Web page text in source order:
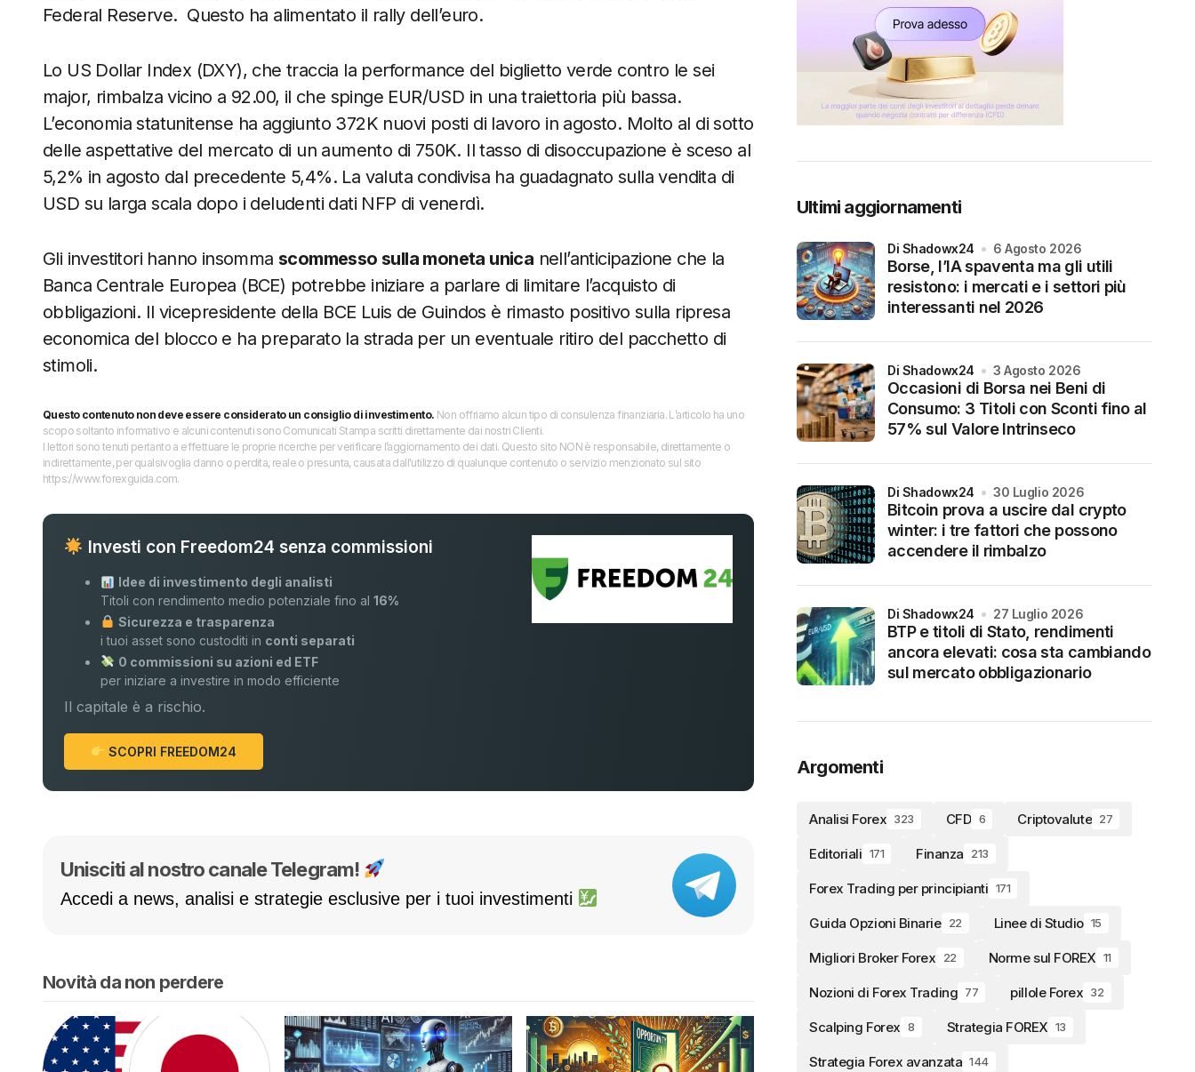
Federal Reserve. Questo ha alimentato il rally dell’euro.
Lo US Dollar Index (DXY), che traccia la performance del biglietto verde contro le sei
major, rimbalza vicino a 92.00, il che spinge EUR/USD in una traiettoria più bassa.
L’economia statunitense ha aggiunto 372K nuovi posti di lavoro in agosto. Molto al di sotto
delle aspettative del mercato di un aumento di 750K. Il tasso di disoccupazione è sceso al
5,2% in agosto dal precedente 5,4%. La valuta condivisa ha guadagnato sulla vendita di
USD su larga scala dopo i deludenti dati NFP di venerdì.
Gli investitori hanno insomma scommesso sulla moneta unica nell’anticipazione che la
Banca Centrale Europea (BCE) potrebbe iniziare a parlare di limitare l’acquisto di
obbligazioni. Il vicepresidente della BCE Luis de Guindos è rimasto positivo sulla ripresa
economica del blocco e ha preparato la strada per un eventuale ritiro del pacchetto di
stimoli.
Questo contenuto non deve essere considerato un consiglio di investimento. Non offriamo alcun tipo di consulenza finanziaria. L’articolo ha uno
scopo soltanto informativo e alcuni contenuti sono Comunicati Stampa scritti direttamente dai nostri Clienti.
I lettori sono tenuti pertanto a effettuare le proprie ricerche per verificare l’aggiornamento dei dati. Questo sito NON è responsabile, direttamente o
indirettamente, per qualsivoglia danno o perdita, reale o presunta, causata dall'utilizzo di qualunque contenuto o servizio menzionato sul sito
https://www.forexguida.com.
Investi con Freedom24 senza commissioni
Idee di investimento degli analisti
Titoli con rendimento medio potenziale fino al16%
Sicurezza e trasparenza
i tuoi asset sono custoditi in conti separati
0 commissioni su azioni ed ETF
per iniziare a investire in modo efficiente
Il capitale è a rischio.
SCOPRI FREEDOM24
Unisciti al nostro canale Telegram!
Accedi a news, analisi e strategie esclusive per i tuoi investimenti
Novità da non perdere
Ultimi aggiornamenti
Borse, l’IA spaventa ma gli utili
resistono: i mercati e i settori più
interessanti nel 2026
di Shadowx24 6 Agosto 2026
Occasioni di Borsa nei Beni di
Consumo: 3 Titoli con Sconti fino al
57% sul Valore Intrinseco
di Shadowx24 3 Agosto 2026
Bitcoin prova a uscire dal crypto
winter: i tre fattori che possono
accendere il rimbalzo
di Shadowx24 30 Luglio 2026
BTP e titoli di Stato, rendimenti
ancora elevati: cosa sta cambiando
sul mercato obbligazionario
di Shadowx24 27 Luglio 2026
Argomenti
Analisi Forex 323 CFD 6 Criptovalute 27
Editoriali 171 Finanza 213
Forex Trading per principianti 171
Guida Opzioni Binarie 22 Linee di Studio 15
Migliori Broker Forex 22 Norme sul FOREX 11
Nozioni di Forex Trading 77 pillole Forex 32
Scalping Forex 8 Strategia FOREX 13
Strategia Forex avanzata 144